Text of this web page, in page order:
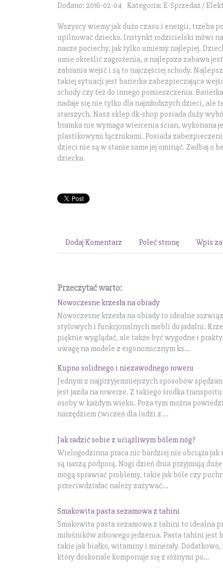
Dodano: 2016-02-04 Kategoria: E-Sprzedaż /
Wszyscy wiemy jak dużo czasu i energii, trzeba
upilnować dziecko. Instynkt rodzicielski mówi
nasze pociechy, jak tylko umiemy najlepiej.
umie określić zagrożenia, a najlepsza zabawa
zabrania wejść i są to najczęściej schody.
takiej sytuacji jest barierka zabezpieczająca
schody czy też do innego pomieszczenia.
nadaje się nie tylko dla najmłodszych dzieci, ale
starszych. Nasz sklep dk-shop posiada duży
bramka nie wymaga wiercenia ścian, wykonana
plastikowymi łącznikami. Posiada
dzieci nie są w stanie same jej ominąć. Zadbaj o
dziecka.
Dodaj Komentarz Poleć stronę Wpis
Przeczytać warto:
Nowoczesne krzesła na obiady
Nowoczesne krzesła na obiady to idealne
stylowych i funkcjonalnych mebli do jadalni.
pięknie wyglądać, ale także być wygodne i
uwagę na modele z ergonomicznym ks...
Kupno solidnego i niezawodnego roweru
Jednym z najprzyjemniejszych sposobów
jest jazda na rowerze. Z takiego środka
osoby w każdym wieku. Poza tym można
narzędziem ćwiczeń dla ludzi z ...
Jak radzić sobie z uciążliwym bólem nóg?
Wielogodzinna praca nic bardziej nie obciąża jak
są naszą podporą. Nogi dzień dnia przyjmują
mogą sprawiać problemy, takie jak bóle czy
przeciwdziałać należy zażywać...
Smakowita pasta sezamowa z tahini
Smakowita pasta sezamowa z tahini to idealna
miłośników zdrowego jedzenia. Pasta tahini jest
takie jak białko, witaminy i minerały.
który doskonale komponuje się z różnymi po...